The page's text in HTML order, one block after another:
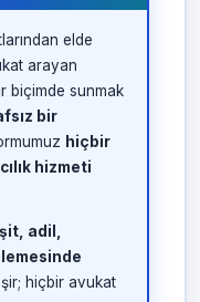
elde
arayan
biçimde sunmak
bir
hiçbir
hizmeti
adil,
hiçbir avukat